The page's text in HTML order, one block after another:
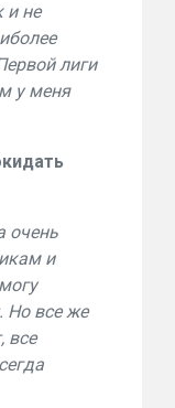
и не
лиги
у меня
очень
и
Но все же
все